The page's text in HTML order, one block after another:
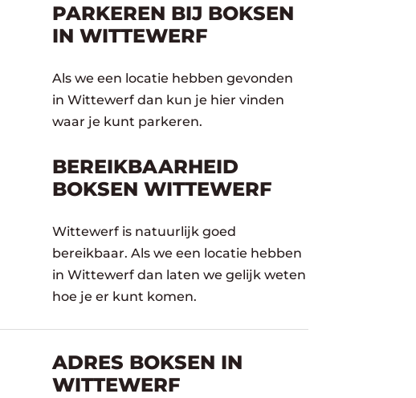
PARKEREN BIJ BOKSEN
IN WITTEWERF
Als we een locatie hebben gevonden
in Wittewerf dan kun je hier vinden
waar je kunt parkeren.
BEREIKBAARHEID
BOKSEN WITTEWERF
Wittewerf is natuurlijk goed
bereikbaar. Als we een locatie hebben
in Wittewerf dan laten we gelijk weten
hoe je er kunt komen.
ADRES BOKSEN IN
WITTEWERF